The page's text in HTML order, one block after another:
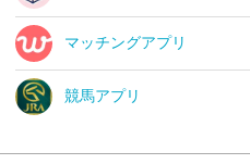
マッチングアプリ
競馬アプリ